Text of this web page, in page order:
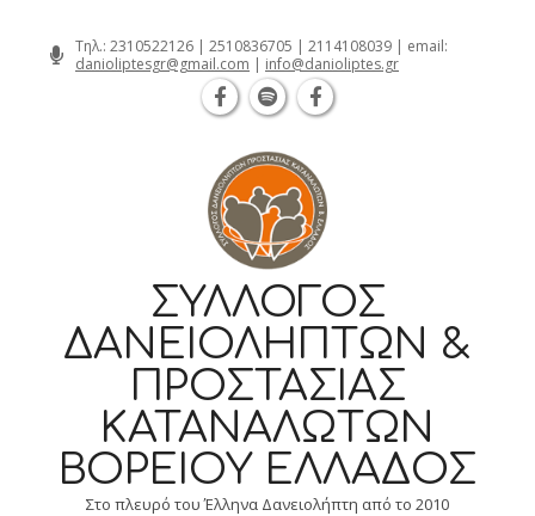
Τηλ.: 2310522126 | 2510836705 | 2114108039 | email:
danioliptesgr@gmail.com | info@danioliptes.gr
ΣΎΛΛΟΓΟΣ
ΔΑΝΕΙΟΛΗΠΤΏΝ &
ΠΡΟΣΤΑΣΊΑΣ
ΚΑΤΑΝΑΛΩΤΏΝ
ΒΟΡΕΊΟΥ ΕΛΛΆΔΟΣ
Στο πλευρό του Έλληνα Δανειολήπτη από το 2010